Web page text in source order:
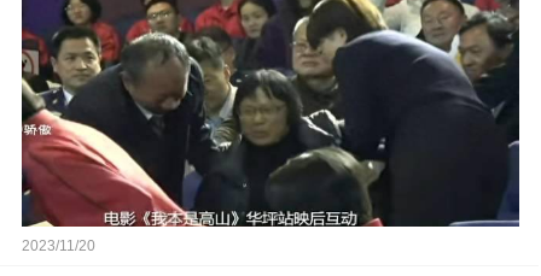
2023/11/20